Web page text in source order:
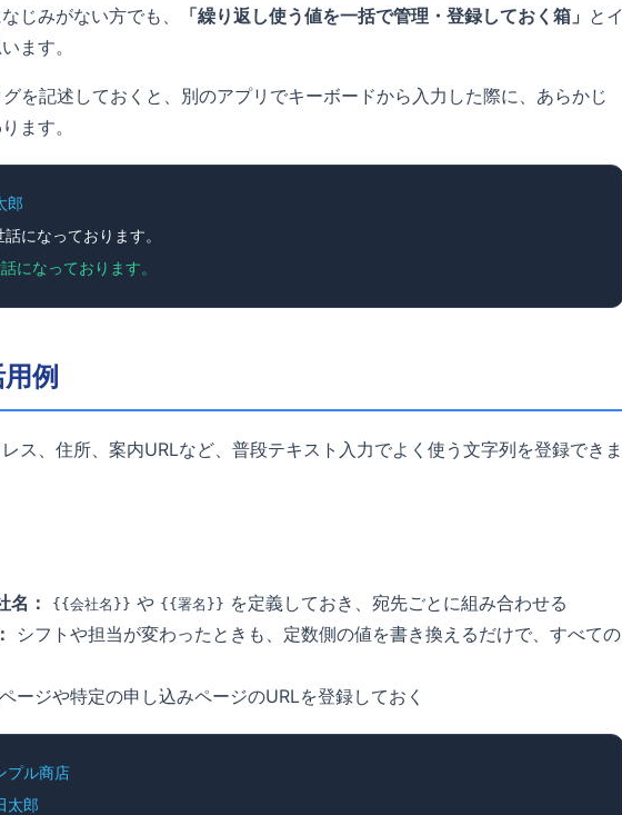
じみがない方でも、
「繰り返し使う値を一括で管理・登録しておく箱」 とイ
ます。
を記述しておくと、別のアプリでキーボードから入力した際に、あらかじ
ます。
郎
になっております。
になっております。
例
ス、住所、案内URLなど、普段テキスト入力でよく使う文字列を登録できま
名： {{会社名}} や {{署名}} を定義しておき、宛先ごとに組み合わせる
シフトや担当が変わったときも、定数側の値を書き換えるだけで、すべての
ージや特定の申し込みページのURLを登録しておく
ル商店
郎